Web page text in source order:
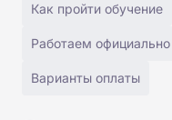
Как пройти обучение
Работаем официально
Варианты оплаты